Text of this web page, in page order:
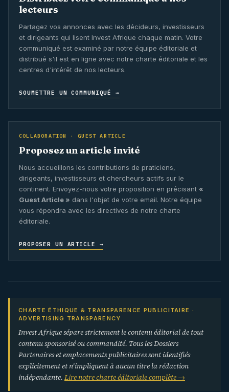
lecteurs
Partagez vos annonces avec les décideurs, investisseurs
et dirigeants qui lisent Invest Afrique chaque matin. Votre
communiqué est examiné par notre équipe éditoriale et
distribué s'il est en ligne avec notre charte éditoriale et les
centres d'intérêt de nos lecteurs.
SOUMETTRE UN COMMUNIQUÉ →
COLLABORATION · GUEST ARTICLE
Proposez un article invité
Nous accueillons les contributions de praticiens,
dirigeants, investisseurs et chercheurs actifs sur le
continent. Envoyez-nous votre proposition en précisant «
Guest Article » dans l'objet de votre email. Notre équipe
vous répondra avec les directives de notre charte
éditoriale.
PROPOSER UN ARTICLE →
CHARTE ÉTHIQUE & TRANSPARENCE PUBLICITAIRE ·
ADVERTISING TRANSPARENCY
Invest Afrique sépare strictement le contenu éditorial de tout
contenu sponsorisé ou commandité. Tous les Dossiers
Partenaires et emplacements publicitaires sont identifiés
explicitement et n'impliquent à aucun titre la rédaction
indépendante. Lire notre charte éditoriale complète →